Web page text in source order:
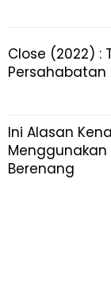
Close (2022) :
Persahabatan
Ini Alasan
Menggunakan
Berenang